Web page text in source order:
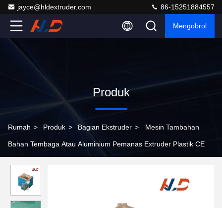
jayce@hldextruder.com 86-15251884557
Mengobrol
Produk
Rumah > Produk > Bagian Ekstruder > Mesin Tambahan
Bahan Tembaga Atau Aluminium Pemanas Extruder Plastik CE